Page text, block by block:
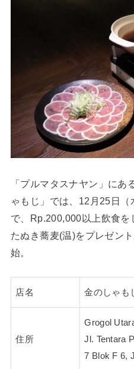
「プルマタスナヤン」にあ
ゃもじ」では、12月25日
で、Rp.200,000以上飲食を
たぬき蕎麦(温)をプレゼン
始。
店名 金のしゃも
住所
Grogol
Jl. Tentara
7 Blok F 6,